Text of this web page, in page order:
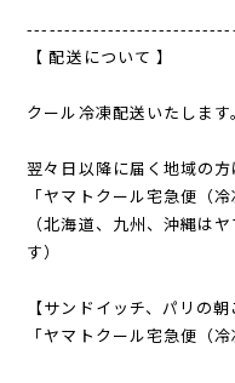
【 配送について 】
クール冷凍配送いたしま
翌々日以降に届く地域の方
「ヤマトクール宅急便（
（北海道、九州、沖縄は
す）
【サンドイッチ、パリの
「ヤマトクール宅急便（冷